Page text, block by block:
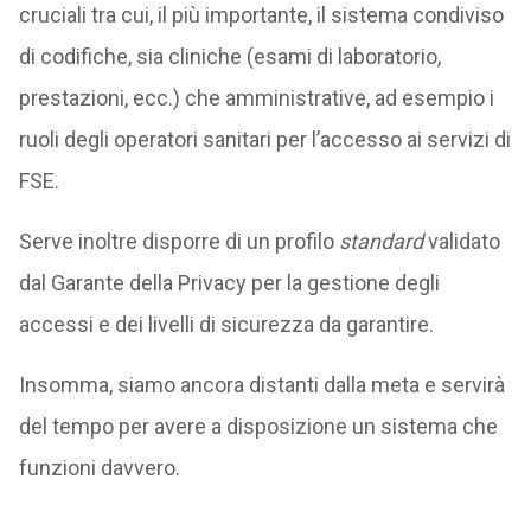
cruciali tra cui, il più importante, il sistema condiviso
di codifiche, sia cliniche (esami di laboratorio,
prestazioni, ecc.) che amministrative, ad esempio i
ruoli degli operatori sanitari per l’accesso ai servizi di
FSE.
Serve inoltre disporre di un profilo standardvalidato
dal Garante della Privacy per la gestione degli
accessi e dei livelli di sicurezza da garantire.
Insomma, siamo ancora distanti dalla meta e servirà
del tempo per avere a disposizione un sistema che
funzioni davvero.